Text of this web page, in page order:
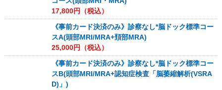
17,800円（税込）
《事前カード決済のみ》診察なし*脳ドック標準コー
スA(頭部MRI/MRA+頚部MRA)
25,000円（税込）
《事前カード決済のみ》診察なし*脳ドック標準コー
スB(頭部MRI/MRA+認知症検査「脳萎縮解析(VSRA
D)」)